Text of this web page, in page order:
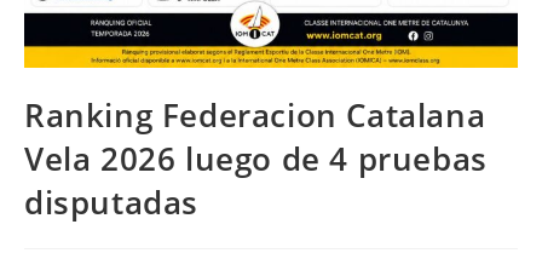
Ranking Federacion Catalana
Vela 2026 luego de 4 pruebas
disputadas